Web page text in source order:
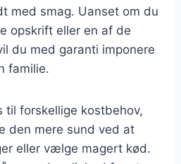
med smag. Uanset om du
opskrift eller en af de
du med garanti imponere
familie.
til forskellige kostbehov,
den mere sund ved at
eller vælge magert kød.